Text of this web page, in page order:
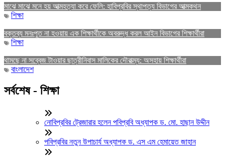
মাঝে মাঝে মনে হয় আত্মহত্যা করে ফেলি: হাবিপ্রবির স্থাপত্য বিভাগের আত্মকথন
শিক্ষা
বক্তব্য মনঃপুত না হওয়ায় এক শিক্ষার্থীকে অবরুদ্ধ করল আইন বিভাগের শিক্ষার্থীরা
শিক্ষা
থামছে না সব্বেজ টাওয়ার ছাত্রীনিবাস মালিকের দৌরাত্ম্য: অসহায় শিক্ষার্থীরা
বাংলাদেশ
সর্বশেষ - শিক্ষা
নোবিপ্রবির ট্রেজারার হলেন পবিপ্রবি অধ্যাপক ড. মো. হাছান উদ্দীন
পবিপ্রবির নতুন উপাচার্য অধ্যাপক ড. এস এম হেমায়েত জাহান